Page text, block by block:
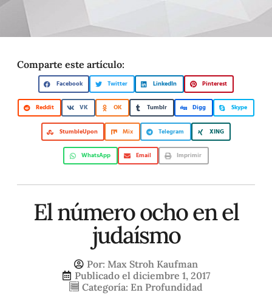
Comparte este artículo:
Facebook Twitter LinkedIn Pinterest
Reddit VK OK Tumblr Digg Skype
StumbleUpon Mix Telegram XING
WhatsApp Email Imprimir
El número ocho en el
judaísmo
Por: Max Stroh Kaufman
Publicado el diciembre 1, 2017
Categoría: En Profundidad